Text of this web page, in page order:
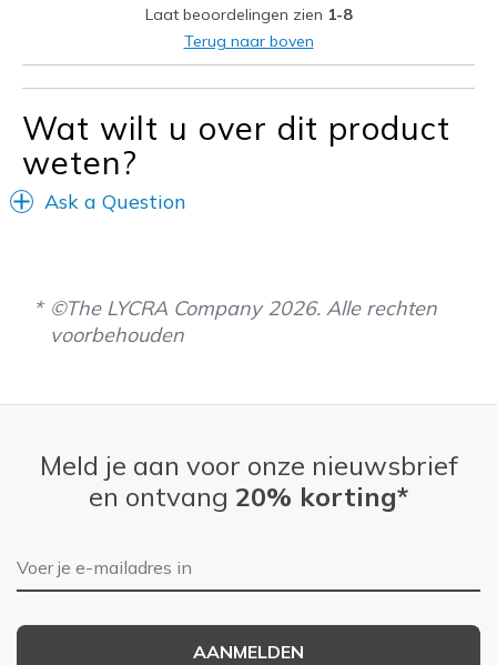
Beste toepassingen
Casual Wear
Going Out
Special Occasions
Travel
View On Shoes
Shoes are for Wearing
Laat beoordelingen zien 1-8
Terug naar boven
Wat wilt u over dit product
weten?
Ask a Question
©The LYCRA Company 2026. Alle rechten
voorbehouden
Meld je aan voor onze nieuwsbrief
en ontvang 20% korting*
E-mailadres
AANMELDEN